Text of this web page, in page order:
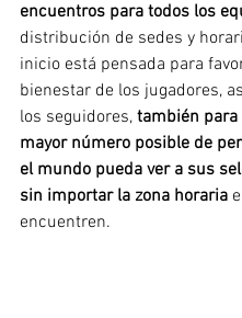
encuentros para todos los
distribución de sedes y
inicio está pensada para
bienestar de los jugadores,
los seguidores, también para
mayor número posible de
el mundo pueda ver a sus
sin importar la zona horaria
encuentren.